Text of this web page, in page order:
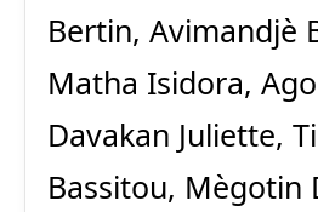
Bertin, Avimandjè
Matha Isidora,
Davakan Juliette,
Bassitou, Mègotin